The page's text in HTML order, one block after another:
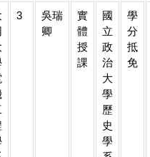
3
吳瑞
卿
實
體
授
課
國
立
政
治
大
學
歷
史
學
學
分
抵
免